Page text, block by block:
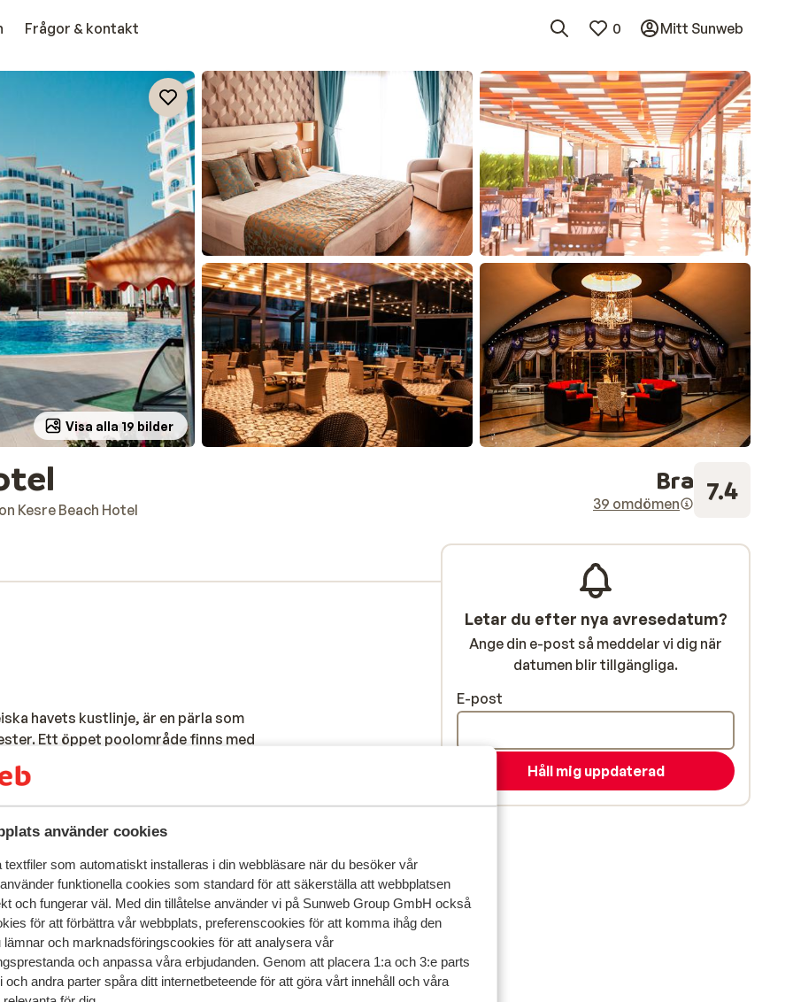
använder cookies
textfiler som automatiskt installeras i din webbläsare när du besöker vår
funktionella cookies som standard för att säkerställa att webbplatsen
och fungerar väl. Med din tillåtelse använder vi på Sunweb Group GmbH också
för att förbättra vår webbplats, preferenscookies för att komma ihåg den
lämnar och marknadsföringscookies för att analysera vår
och anpassa våra erbjudanden. Genom att placera 1:a och 3:e parts
andra parter spåra ditt internetbeteende för att göra vårt innehåll och våra
Frågor & kontakt 0 Mitt Sunweb
Visa alla 19 bilder
Kesre Beach Hotel
Bra
39 omdömen 7.4
havets kustlinje, är en pärla som
Ett öppet poolområde finns med
blir alltför het. Stranden är alldeles
letar upp vattenrutchskanan eller
väljer en skönhetsbehandling i
ljusa rum som ger trivsel på din
med små stenar men du ligger
du vill prova på ett havsäventyr finns
vill ta dig fram hittar du en som passar
för mindre barn. En
med fläkt. Solstolar och palmer gör
sköna dagar med poolhäng här. I
& dryck Här behöver du inte vara
Dignande fat lockar med färsk
Letar du efter nya avresedatum?
Ange din e-post så meddelar vi dig när
datumen blir tillgängliga.
E-post
Håll mig uppdaterad